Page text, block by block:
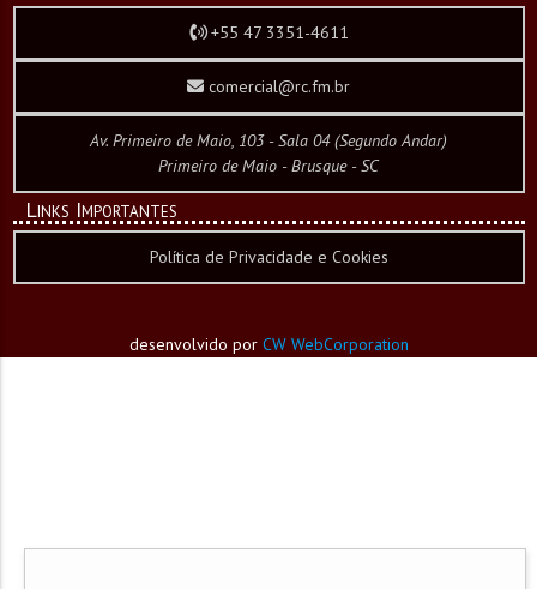
+55 47 3351-4611
comercial@rc.fm.br
Av. Primeiro de Maio, 103 - Sala 04 (Segundo Andar)
Primeiro de Maio - Brusque - SC
Links Importantes
Política de Privacidade e Cookies
desenvolvido por CW WebCorporation